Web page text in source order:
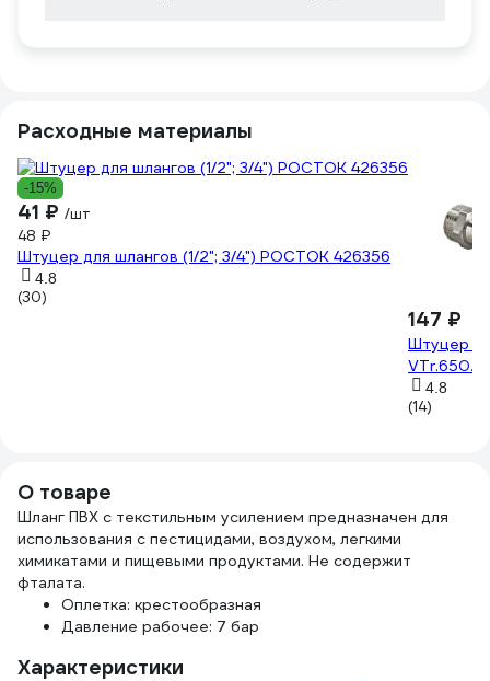
Расходные материалы
-15%
41 ₽ /шт
48 ₽
Штуцер для шлангов (1/2"; 3/4") РОСТОК 426356
4.8
(30)
147 ₽
Штуцер
4.8
(14)
О товаре
Шланг ПВХ с текстильным усилением предназначен для
использования с пестицидами, воздухом, легкими
химикатами и пищевыми продуктами. Не содержит
фталата.
Оплетка: крестообразная
Давление рабочее: 7 бар
Характеристики